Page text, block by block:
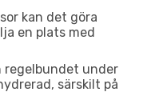
kan det göra
en plats med
regelbundet under
särskilt på